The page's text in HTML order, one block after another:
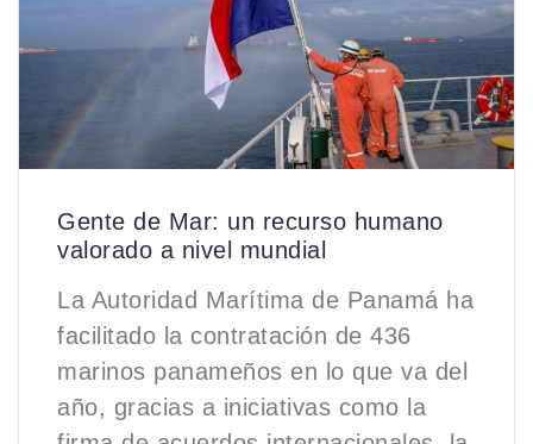
Gente de Mar: un recurso humano
valorado a nivel mundial
La Autoridad Marítima de Panamá ha
facilitado la contratación de 436
marinos panameños en lo que va del
año, gracias a iniciativas como la